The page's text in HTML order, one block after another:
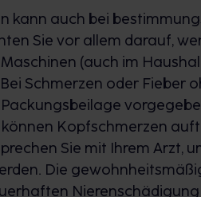
und entzündlichen
nicht mehr gebildet,
kann bei
Jahren nehmen als
Filmtabletten unzerkaut
ein. Bei Bedarf kann
kann auch bei
Sie vor allem darauf,
(auch im
Schmerzen oder Fieber
Kopfschmerzen
Sie mit Ihrem Arzt,
Die